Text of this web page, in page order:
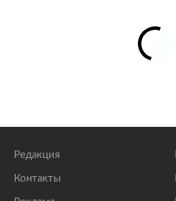
Редакция
Контакты